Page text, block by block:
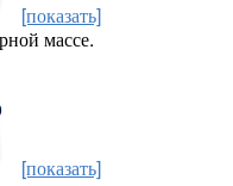
[показать]
массе.
[показать]